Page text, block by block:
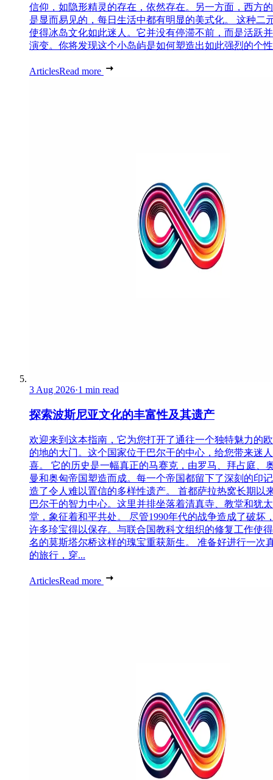
信仰，如隐形精灵的存在，依然存在。另一方面，西方
是显而易见的，每日生活中都有明显的美式化。 这种二
使得冰岛文化如此迷人。它并没有停滞不前，而是活跃
演变。你将发现这个小岛屿是如何塑造出如此强烈的个
ArticlesRead more
3 Aug 2026·1 min read
探索波斯尼亚文化的丰富性及其遗产
欢迎来到这本指南，它为您打开了通往一个独特魅力的
的地的大门。这个国家位于巴尔干的中心，给您带来迷
喜。 它的历史是一幅真正的马赛克，由罗马、拜占庭、
曼和奥匈帝国塑造而成。每一个帝国都留下了深刻的印
造了令人难以置信的多样性遗产。 首都萨拉热窝长期以
巴尔干的智力中心。这里并排坐落着清真寺、教堂和犹
堂，象征着和平共处。 尽管1990年代的战争造成了破坏
许多珍宝得以保存。与联合国教科文组织的修复工作使
名的莫斯塔尔桥这样的瑰宝重获新生。 准备好进行一次
的旅行，穿...
ArticlesRead more